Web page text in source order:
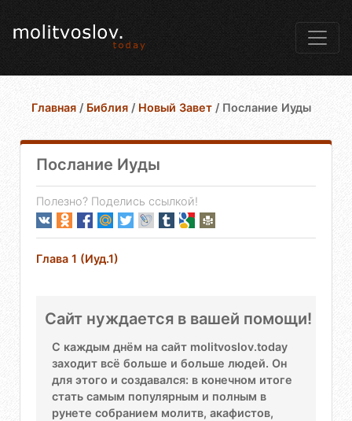
Главная / Библия / Новый Завет / Послание Иуды
Послание Иуды
Полезно? Поделись ссылкой!
Глава 1 (Иуд.1)
Сайт нуждается в вашей помощи!
С каждым днём на сайт molitvoslov.today
заходит всё больше и больше людей. Он
для этого и создавался: в конечном итоге
стать самым популярным и полным в
рунете собранием молитв, акафистов,